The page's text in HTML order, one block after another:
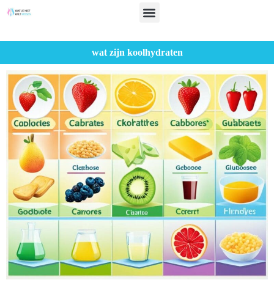
wat zijn koolhydraten